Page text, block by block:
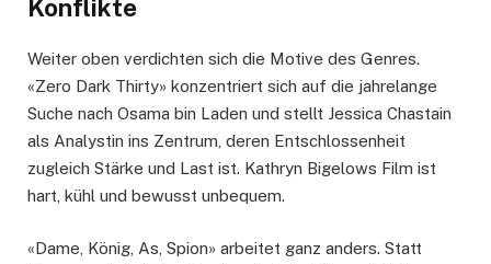
Konflikte
Weiter oben verdichten sich die Motive des Genres.
«Zero Dark Thirty» konzentriert sich auf die jahrelange
Suche nach Osama bin Laden und stellt Jessica Chastain
als Analystin ins Zentrum, deren Entschlossenheit
zugleich Stärke und Last ist. Kathryn Bigelows Film ist
hart, kühl und bewusst unbequem.
«Dame, König, As, Spion» arbeitet ganz anders. Statt